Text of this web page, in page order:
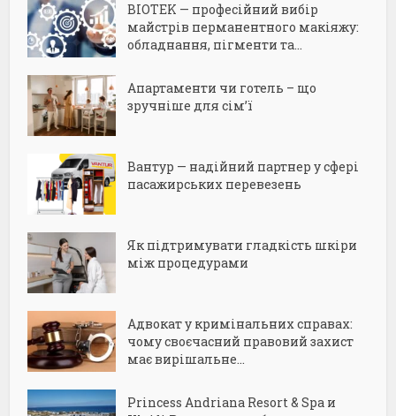
BIOTEK — професійний вибір
майстрів перманентного макіяжу:
обладнання, пігменти та...
Апартаменти чи готель – що
зручніше для сім’ї
Вантур — надійний партнер у сфері
пасажирських перевезень
Як підтримувати гладкість шкіри
між процедурами
Адвокат у кримінальних справах:
чому своєчасний правовий захист
має вирішальне...
Princess Andriana Resort & Spa и